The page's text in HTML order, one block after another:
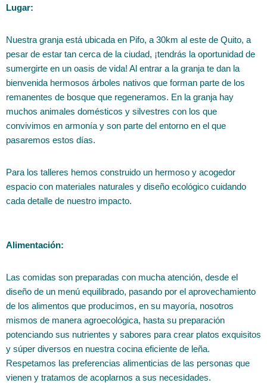
Lugar:
Nuestra granja está ubicada en Pifo, a 30km al este de Quito, a
pesar de estar tan cerca de la ciudad, ¡tendrás la oportunidad de
sumergirte en un oasis de vida! Al entrar a la granja te dan la
bienvenida hermosos árboles nativos que forman parte de los
remanentes de bosque que regeneramos. En la granja hay
muchos animales domésticos y silvestres con los que
convivimos en armonía y son parte del entorno en el que
pasaremos estos días.
Para los talleres hemos construido un hermoso y acogedor
espacio con materiales naturales y diseño ecológico cuidando
cada detalle de nuestro impacto.
Alimentación:
Las comidas son preparadas con mucha atención, desde el
diseño de un menú equilibrado, pasando por el aprovechamiento
de los alimentos que producimos, en su mayoría, nosotros
mismos de manera agroecológica, hasta su preparación
potenciando sus nutrientes y sabores para crear platos exquisitos
y súper diversos en nuestra cocina eficiente de leña.
Respetamos las preferencias alimenticias de las personas que
vienen y tratamos de acoplarnos a sus necesidades.